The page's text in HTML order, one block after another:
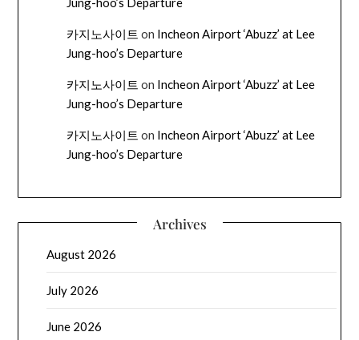
카지노사이트 on Incheon Airport ‘Abuzz’ at Lee
Jung-hoo’s Departure
카지노사이트 on Incheon Airport ‘Abuzz’ at Lee
Jung-hoo’s Departure
카지노사이트 on Incheon Airport ‘Abuzz’ at Lee
Jung-hoo’s Departure
Archives
August 2026
July 2026
June 2026